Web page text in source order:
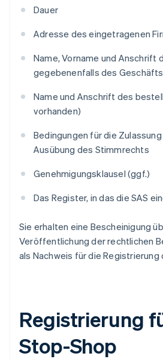
Dauer
Adresse des eingetragenen
Name, Vorname und Anschrift
gegebenenfalls des
Name und Anschrift des
vorhanden)
Bedingungen für die
Ausübung des Stimmrechts
Genehmigungsklausel (ggf.)
Das Register, in das die SAS
Sie erhalten eine Bescheinigung
Veröffentlichung der rechtlichen
als Nachweis für die Registrierung
Registrierung
Stop-Shop